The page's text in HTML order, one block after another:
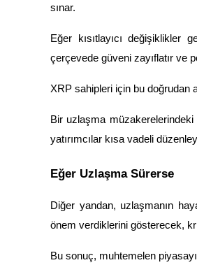
Launchpool
Popüler token'lar kazanmak için
BTR sahiplerine özel yatırımlar
sınar.
Eğer kısıtlayıcı değişiklikler
çerçevede güveni zayıflatır ve
XRP sahipleri için bu doğrudan
Bir uzlaşma
yatırımcılar kısa vadeli
Eğer Uzlaşma Sürerse
Diğer yandan, uzlaşmanın
önem verdiklerini gösterecek,
Bu sonuç, muhtemelen